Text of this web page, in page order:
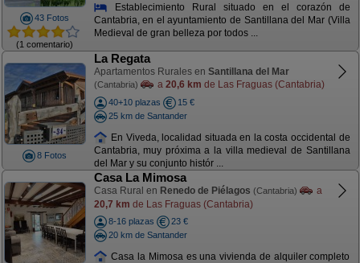
43 Fotos
(1 comentario)
Establecimiento Rural situado en el corazón de
Cantabria, en el ayuntamiento de Santillana del Mar (Villa
Medieval de gran belleza por todos ...
8 Fotos
La Regata
Apartamentos Rurales en Santillana del Mar
(Cantabria) a 20,6 km de Las Fraguas (Cantabria)
40+10 plazas
15 €
25 km de Santander
En Viveda, localidad situada en la costa occidental de
Cantabria, muy próxima a la villa medieval de Santillana
del Mar y su conjunto histór ...
Casa La Mimosa
Casa Rural en Renedo de Piélagos (Cantabria)
a
20,7 km de Las Fraguas (Cantabria)
8-16 plazas
23 €
20 km de Santander
Casa la Mimosa es una vivienda de alquiler completo